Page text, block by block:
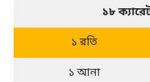
১৮
১ রতি
১ আনা